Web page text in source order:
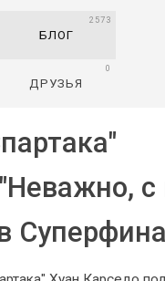
БЛОГ
2573
ДРУЗЬЯ
0
с